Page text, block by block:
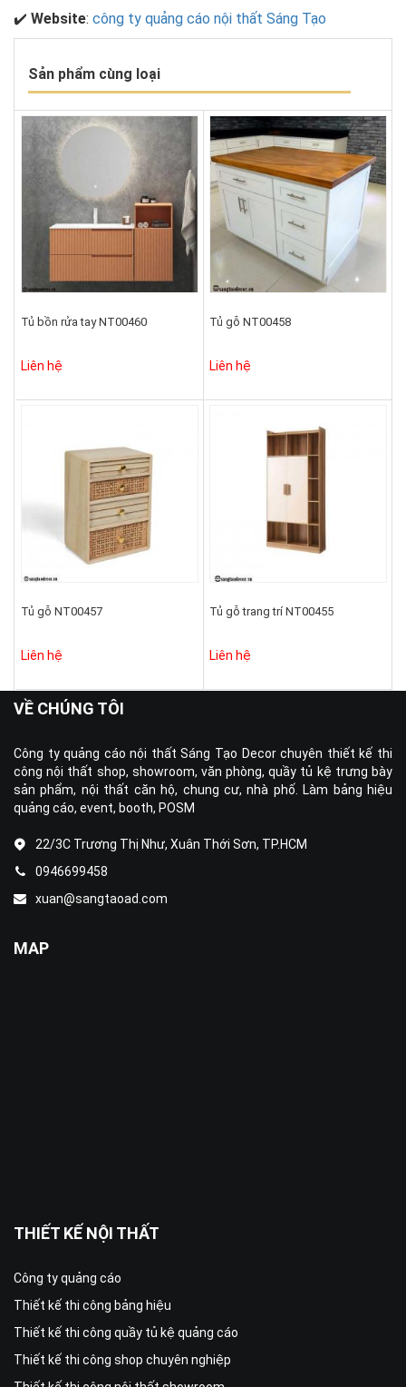
✔️ Website: công ty quảng cáo nội thất Sáng Tạo
Sản phẩm cùng loại
Tủ bồn rửa tay NT00460
Liên hệ
Tủ gỗ NT00458
Liên hệ
Tủ gỗ NT00457
Liên hệ
Tủ gỗ trang trí NT00455
Liên hệ
VỀ CHÚNG TÔI
Công ty quảng cáo nội thất Sáng Tạo Decor chuyên thiết kế thi
công nội thất shop, showroom, văn phòng, quầy tủ kệ trưng bày
sản phẩm, nội thất căn hộ, chung cư, nhà phố. Làm bảng hiệu
quảng cáo, event, booth, POSM
22/3C Trương Thị Như, Xuân Thới Sơn, TP.HCM
0946699458
xuan@sangtaoad.com
MAP
THIẾT KẾ NỘI THẤT
Công ty quảng cáo
Thiết kế thi công bảng hiệu
Thiết kế thi công quầy tủ kệ quảng cáo
Thiết kế thi công shop chuyên nghiệp